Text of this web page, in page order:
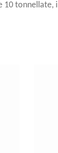
tonnellate,